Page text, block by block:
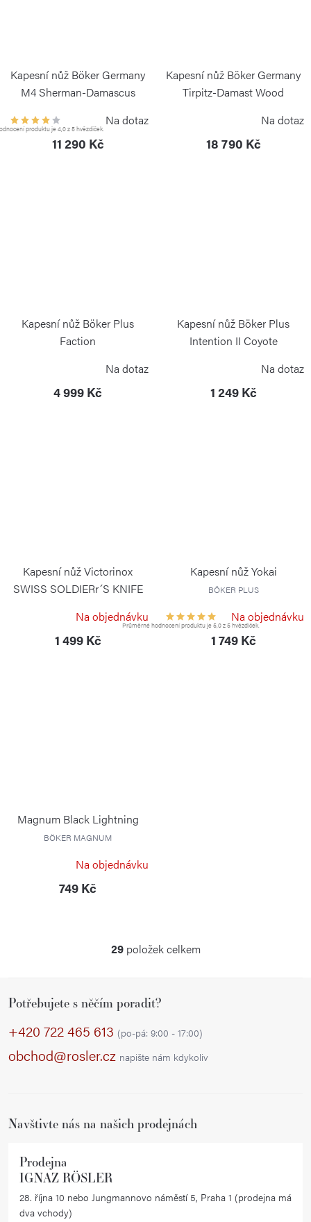
Kapesní nůž Böker Germany
M4 Sherman-Damascus
produktu je 4,0 z 5 hvězdiček.
Na dotaz
11 290 Kč
Kapesní nůž Böker Germany
Tirpitz-Damast Wood
Na dotaz
18 790 Kč
Kapesní nůž Böker Plus
Faction
Na dotaz
4 999 Kč
Kapesní nůž Böker Plus
Intention II Coyote
Na dotaz
1 249 Kč
Kapesní nůž Victorinox
SWISS SOLDIERr´S KNIFE
VICTORINOX
Na objednávku
1 499 Kč
Kapesní nůž Yokai
BÖKER PLUS
Průměrné hodnocení produktu je 5,0 z 5 hvězdiček.
Na objednávku
1 749 Kč
Magnum Black Lightning
BÖKER MAGNUM
Na objednávku
749 Kč
O
á
d
c
r
29položek celkem
Potřebujete s něčím poradit?
+420 722 465 613 (po-pá: 9:00 - 17:00)
obchod@rosler.cz napište nám kdykoliv
Navštivte nás na našich prodejnách
Prodejna
IGNAZ RÖSLER
28. října 10 nebo Jungmannovo náměstí 5, Praha 1 (prodejna má
dva vchody)